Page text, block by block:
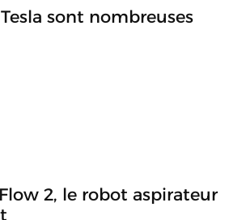
sont nombreuses
2, le robot aspirateur